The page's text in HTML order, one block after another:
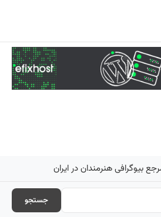
بیوگرافی هنرمندان در ایران
جستجو